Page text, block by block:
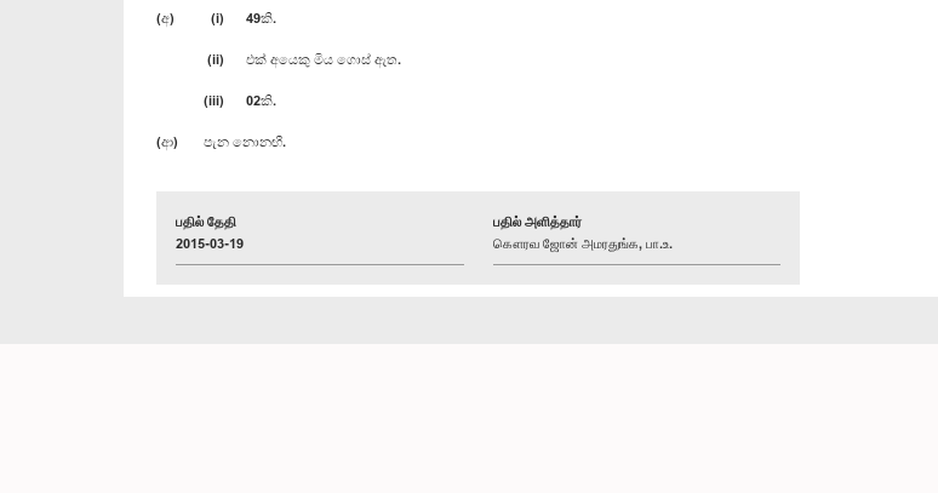
(අ) (i) 49කි.
(ii) එක් අයෙකු මිය ගොස් ඇත.
(iii) 02කි.
(ආ) පැන නොනඟී.
பதில் தேதி
2015-03-19
பதில் அளித்தார்
கௌரவ ஜோன் அமரதுங்க, பா.உ.